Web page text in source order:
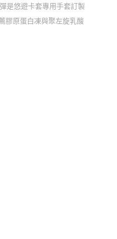
是悠遊卡套專用手套訂製
膠原蛋白凍與聚左旋乳酸